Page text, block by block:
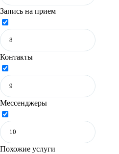
Запись на прием
Контакты
Мессенджеры
Похожие услуги